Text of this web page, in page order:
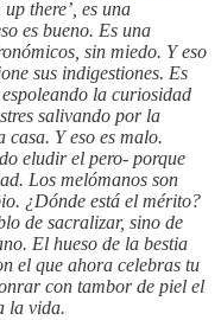
there’, es una
es bueno. Es una
sin miedo. Y eso
sus indigestiones. Es
la curiosidad
salivando por la
Y eso es malo.
eludir el pero- porque
Los melómanos son
¿Dónde está el mérito?
de sacralizar, sino de
El hueso de la bestia
el que ahora celebras tu
con tambor de piel el
la vida.